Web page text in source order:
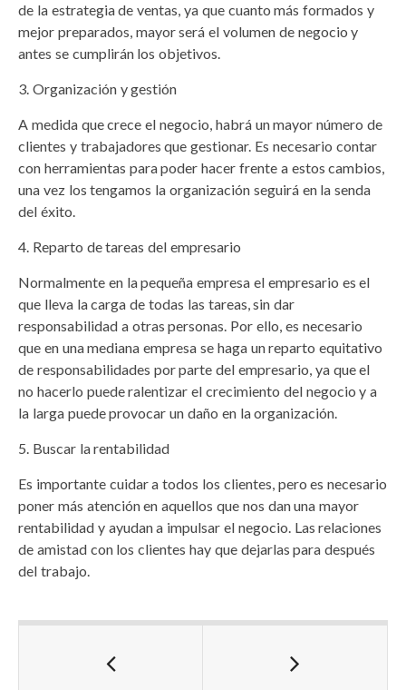
de la estrategia de ventas, ya que cuanto más formados y
mejor preparados, mayor será el volumen de negocio y
antes se cumplirán los objetivos.
Organización y gestión
A medida que crece el negocio, habrá un mayor número de
clientes y trabajadores que gestionar. Es necesario contar
con herramientas para poder hacer frente a estos cambios,
una vez los tengamos la organización seguirá en la senda
del éxito.
Reparto de tareas del empresario
Normalmente en la pequeña empresa el empresario es el
que lleva la carga de todas las tareas, sin dar
responsabilidad a otras personas. Por ello, es necesario
que en una mediana empresa se haga un reparto equitativo
de responsabilidades por parte del empresario, ya que el
no hacerlo puede ralentizar el crecimiento del negocio y a
la larga puede provocar un daño en la organización.
Buscar la rentabilidad
Es importante cuidar a todos los clientes, pero es necesario
poner más atención en aquellos que nos dan una mayor
rentabilidad y ayudan a impulsar el negocio. Las relaciones
de amistad con los clientes hay que dejarlas para después
del trabajo.